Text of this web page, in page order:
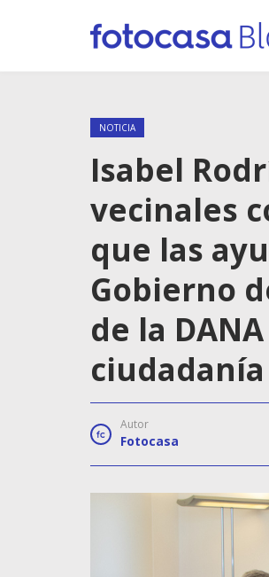
NOTICIA
Isabel
vecinales
que las
Gobierno
de la
ciudadanía
Autor
Fotocasa